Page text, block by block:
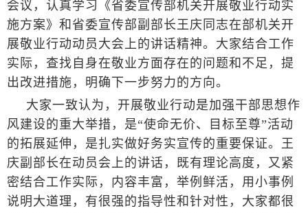
会议，认真学习《省委宣传部机关开展敬业行动实
施方案》和省委宣传部副部长王庆同志在部机关开
展敬业行动动员大会上的讲话精神。大家结合工作
实际，查找自身在敬业方面存在的问题和不足，提
出改进措施，明确下一步努力的方向。
大家一致认为，开展敬业行动是加强干部思想作
风建设的重大举措，是“使命无价、目标至尊”活动
的拓展延伸，是扎实做好务实宣传的重要保证。王
庆副部长在动员会上的讲话，既有理论高度，又紧
密结合工作实际，内容丰富，举例鲜活，用小事例
说明大道理，有很强的指导性和针对性，大家都很